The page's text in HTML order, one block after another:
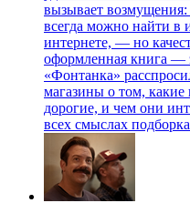
вызывает
всегда можно найти в
интернете, — но
оформленная книга —
«Фонтанка»
магазины о том,
дорогие, и чем они
всех смыслах